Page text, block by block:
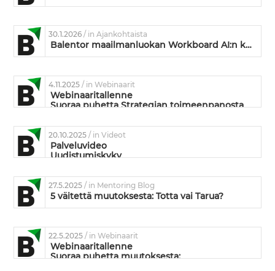
30.1.2026/ in Ajankohtaista
Balentor maailmanluokan Workboard AI:n kumppaniksi
4.11.2025/ in Webinaarit
Webinaaritallenne
Suoraa puhetta Strategian toimeenpanosta
20.10.2025/ in Videot
Palveluvideo
Uudistumiskyky
27.5.2025/ in Mentoring Blog
5 väitettä muutoksesta: Totta vai Tarua?
22.5.2025/ in Webinaarit
Webinaaritallenne
Suoraa puhetta muutoksesta: